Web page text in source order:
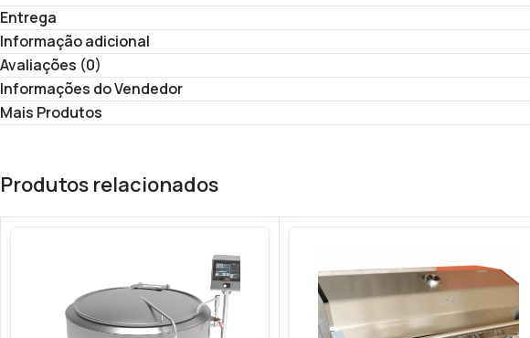
Inclui capa de vinyl para armazenamento com proteção sanitário ;
Código : M4K -JDAC2
Entrega
Informação adicional
Avaliações (0)
Informações do Vendedor
Mais Produtos
Produtos relacionados